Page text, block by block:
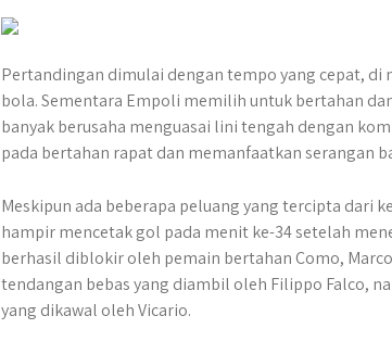
Pertandingan dimulai dengan tempo yang cepat, di
bola. Sementara Empoli memilih untuk bertahan
banyak berusaha menguasai lini tengah dengan
pada bertahan rapat dan memanfaatkan serangan
Meskipun ada beberapa peluang yang tercipta dari
hampir mencetak gol pada menit ke-34 setelah
berhasil diblokir oleh pemain bertahan Como,
tendangan bebas yang diambil oleh Filippo Falco,
yang dikawal oleh Vicario.